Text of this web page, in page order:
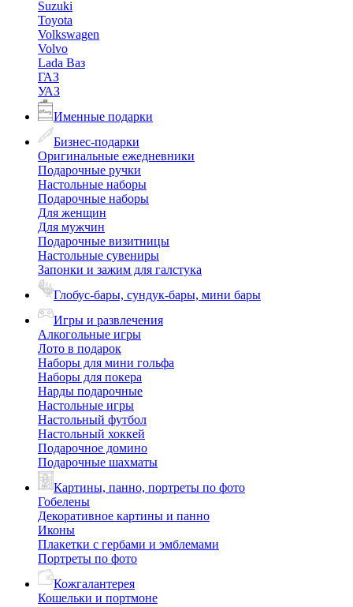
Suzuki
Toyota
Volkswagen
Volvo
Lada Ваз
ГАЗ
УАЗ
Именные подарки
Бизнес-подарки
Оригинальные ежедневники
Подарочные ручки
Настольные наборы
Подарочные наборы
Для женщин
Для мужчин
Подарочные визитницы
Настольные сувениры
Запонки и зажим для галстука
Глобус-бары, сундук-бары, мини бары
Игры и развлечения
Алкогольные игры
Лото в подарок
Наборы для мини гольфа
Наборы для покера
Нарды подарочные
Настольные игры
Настольный футбол
Настольный хоккей
Подарочное домино
Подарочные шахматы
Картины, панно, портреты по фото
Гобелены
Декоративное картины и панно
Иконы
Плакетки с гербами и эмблемами
Портреты по фото
Кожгалантерея
Кошельки и портмоне